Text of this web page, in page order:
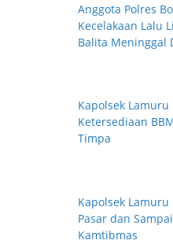
Anggota Polres
Kecelakaan Lalu
Balita Meninggal
Kapolsek Lamuru
Ketersediaan
Timpa
Kapolsek
Pasar dan
Kamtibmas